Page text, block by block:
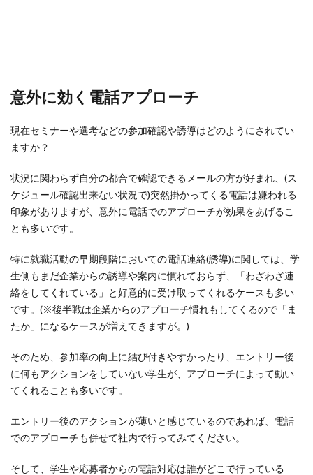
意外に効く電話アプローチ
現在セミナーや選考などの参加確認や誘導はどのようにされてい
ますか？
状況に関わらず自分の都合で確認できるメールの方が好まれ、(ス
ケジュール確認出来ない状況で)突然掛かってくる電話は嫌われる
印象がありますが、意外に電話でのアプローチが効果をあげるこ
とも多いです。
特に就職活動の早期段階においての電話連絡(誘導)に関しては、学
生側もまだ企業からの誘導や案内に慣れておらず、「わざわざ連
絡をしてくれている」と好意的に受け取ってくれるケースも多い
です。(※後半戦は企業からのアプローチ慣れもしてくるので「ま
たか」になるケースが増えてきますが。)
そのため、参加率の向上に結び付きやすかったり、エントリー後
に何もアクションをしていない学生が、アプローチによって動い
てくれることも多いです。
エントリー後のアクションが薄いと感じているのであれば、電話
でのアプローチも併せて社内で行ってみてください。
そして、学生や応募者からの電話対応は誰がどこで行っている